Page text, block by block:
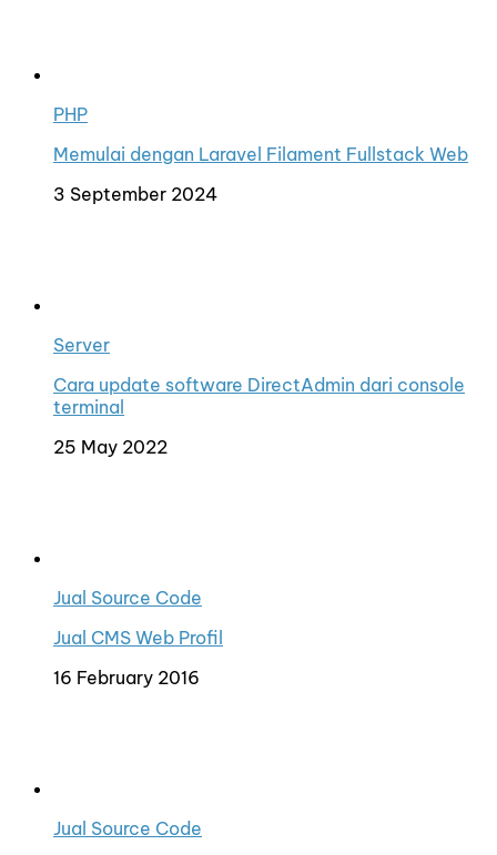
PHP
Memulai dengan Laravel Filament Fullstack Web
3 September 2024
Server
Cara update software DirectAdmin dari console
terminal
25 May 2022
Jual Source Code
Jual CMS Web Profil
16 February 2016
Jual Source Code